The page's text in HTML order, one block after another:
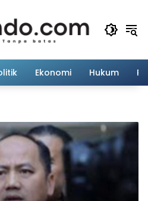
Ekonomi Hukum